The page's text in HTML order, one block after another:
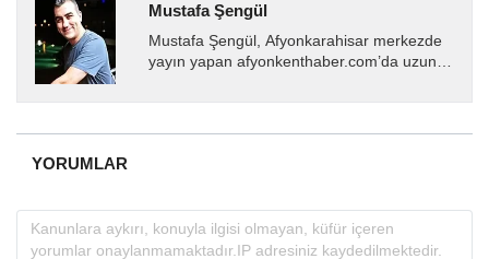
Mustafa Şengül
Mustafa Şengül, Afyonkarahisar merkezde
yayın yapan afyonkenthaber.com’da uzun
almakta, haber akışı...
YORUMLAR